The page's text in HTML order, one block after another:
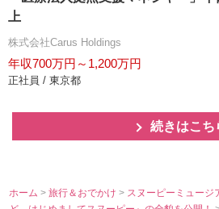
上
株式会社Carus Holdings
年収700万円～1,200万円
正社員 / 東京都
続きはこち
ホーム >旅行＆おでかけ> スヌーピーミュージ